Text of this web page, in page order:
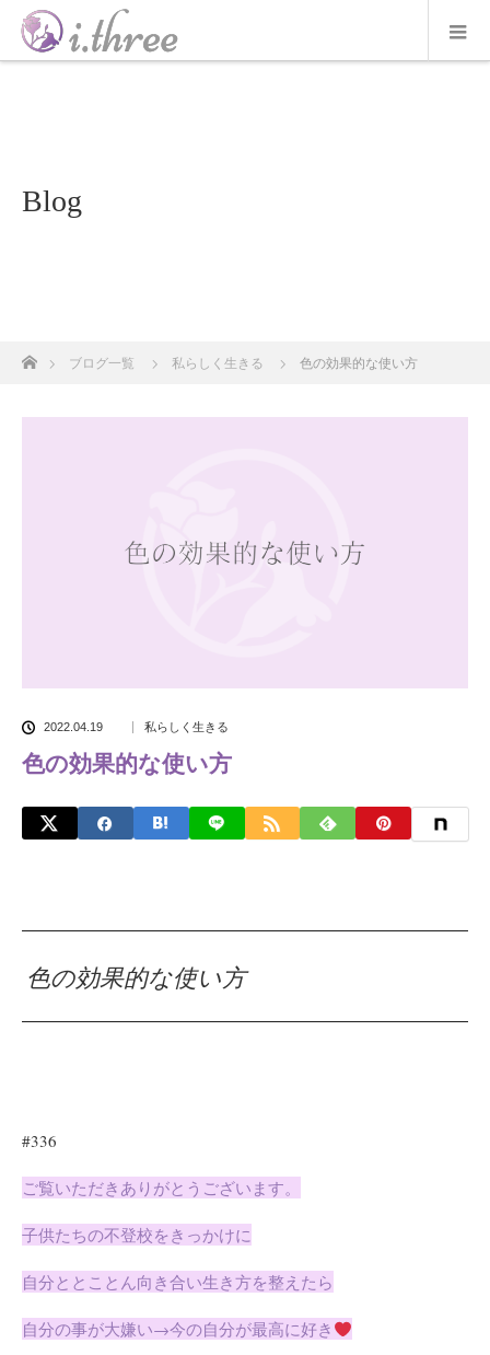
Blog
ホームブログ一覧 私らしく生きる 色の効果的な使い方
2022.04.19 私らしく生きる
色の効果的な使い方
色の効果的な使い方
#336
ご覧いただきありがとうございます。
子供たちの不登校をきっかけに
自分ととことん向き合い生き方を整えたら
自分の事が大嫌い→今の自分が最高に好き